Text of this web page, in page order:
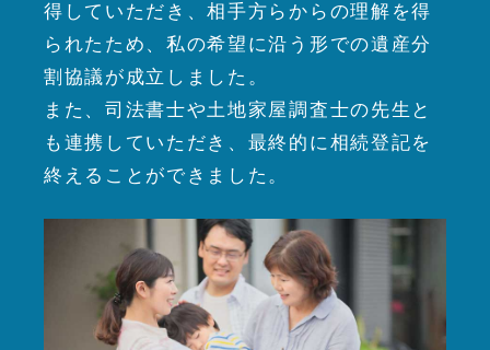
得していただき、相手方らからの理解を得
られたため、私の希望に沿う形での遺産分
割協議が成立しました。
また、司法書士や土地家屋調査士の先生と
も連携していただき、最終的に相続登記を
終えることができました。